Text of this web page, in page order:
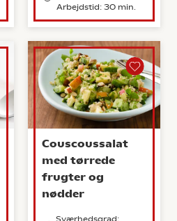
Arbejdstid: 30 min.
Couscoussalat
med tørrede
frugter og
nødder